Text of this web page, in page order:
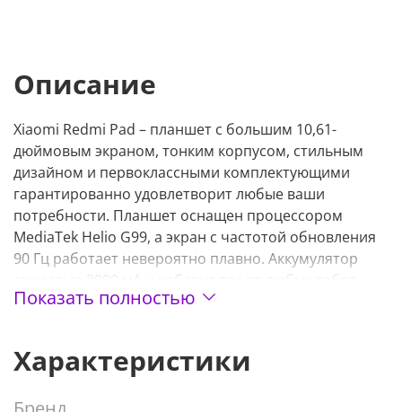
Описание
Xiaomi Redmi Pad – планшет с большим 10,61-
дюймовым экраном, тонким корпусом, стильным
дизайном и первоклассными комплектующими
гарантированно удовлетворит любые ваши
потребности. Планшет оснащен процессором
MediaTek Helio G99, а экран с частотой обновления
90 Гц работает невероятно плавно. Аккумулятор
емкостью 8000 мА ч избавит вас от любых забот,
связанных с зарядкой. Производительность
воспроизведения. Модель обладает утончённым
Показать полностью
Характеристики